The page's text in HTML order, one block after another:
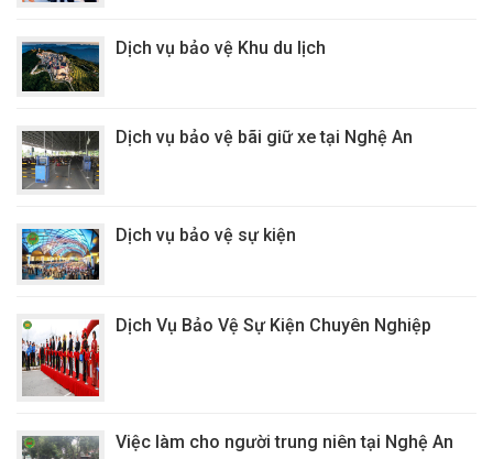
Dịch vụ bảo vệ Khu du lịch
Dịch vụ bảo vệ bãi giữ xe tại Nghệ An
Dịch vụ bảo vệ sự kiện
Dịch Vụ Bảo Vệ Sự Kiện Chuyên Nghiệp
Việc làm cho người trung niên tại Nghệ An